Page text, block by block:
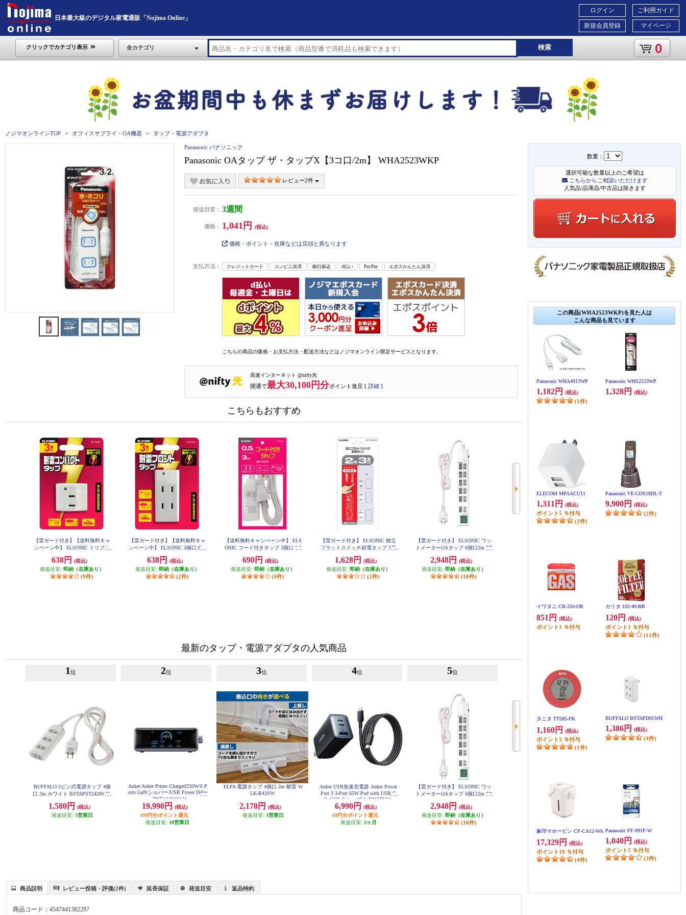
日本最大級のデジタル家電通販「Nojima Online」
ご利用ガイド
マイページ
ログイン
新規会員登録
クリックでカテゴリ表示 全カテゴリ 検索 0
ノジマオンラインTOP オフィスサプライ・OA機器 タップ・電源アダプタ
数量：
選択可能な数量以上のご希望は
こちらからご相談いただけます
人気品/品薄品/中古品は除きます
この商品(WHA2523WKP)を見た人は
こんな商品も見ています
Panasonic WHA4913WP
1,182円 (税込)
(1件)
Panasonic WHS2523WP
1,328円 (税込)
ELECOM MPAACU11
1,311円 (税込)
ポイント5 ％付与
(2件)
Panasonic VE-GDS18DL-T
9,900円 (税込)
(2件)
イワタニ CB-250-OR
851円 (税込)
ポイント 1 ％付与
カリタ 102-40-BR
120円 (税込)
ポイント 1 ％付与
(11件)
タニタ TT585-PK
1,160円 (税込)
ポイント5 ％付与
(1件)
BUFFALO BSTAPD01WH
1,386円 (税込)
(4件)
象印マホービン CP-CA12-WA
17,329円 (税込)
ポイント 10 ％付与
(4件)
Panasonic FF-991P-W
1,040円 (税込)
ポイント5 ％付与
(3件)
Panasonic パナソニック
Panasonic OAタップ ザ・タップX【3コ口/2m】 WHA2523WKP
レビュー2件
発送目安： 3週間
価格： 1,041円 (税込)
価格・ポイント・在庫などは店頭と異なります
支払方法： クレジットカード コンビニ決済 銀行振込 d払い PayPay エポスかんたん決済
こちらの商品の価格・お支払方法・配送方法などはノジマオンライン限定サービスとなります。
高速インターネット @nifty光
開通で最大30,100円分ポイント進呈 [ 詳細 ]
こちらもおすすめ
【雷ガード付き】【送料無料キャ
ンペーン中】 ELSONIC トリプル
638円
(税込)
発送目安: 即納（在庫あり）
(9件)
【雷ガード付き】【送料無料キャ
ンペーン中】 ELSONIC 3個口タッ
638円
(税込)
発送目安: 即納（在庫あり）
(2件)
【送料無料キャンペーン中】 ELS
ONIC コード付きタップ 3個口 0.5
690円
(税込)
発送目安: 即納（在庫あり）
(4件)
【雷ガード付き】 ELSONIC 独立
フラットスイッチ節電タップ 3個
1,628円
(税込)
発送目安: 即納（在庫あり）
(2件)
【雷ガード付き】 ELSONIC ワッ
トメーターOAタップ 6個口2m EP
2,948円
(税込)
発送目安: 即納（在庫あり）
(10件)
即納（在庫あり）
ト】 EPTC24U2CRO
2,728円
発送目安:即納（在庫あり）
最新のタップ・電源アダプタの人気商品
1 位
BUFFALO 2ピン式電源タップ 4個
口 2m ホワイト BSTAPST2420WH
1,580円
(税込)
発送目安: 5営業日
2位
Anker Anker Prime Charger[250W/6 P
orts GaN/シルバー/USB Power Deliv
ery対応] A2345541
19,990円
(税込)
199円分ポイント還元
発送目安: 10営業日
3位
ELPA 電源タップ 4個口 2m 耐雷 W
LK-R42SW
2,178円
(税込)
発送目安: 3営業日
4位
Anker USB急速充電器 Anker Power
Port 3 3-Port 65W Pod with USB-C
& USB-C ケーブル B2667N12
6,990円
(税込)
69円分ポイント還元
発送目安: 2ヶ月
5位
【雷ガード付き】 ELSONIC ワッ
トメーターOAタップ 6個口2m EP
2,948円
(税込)
発送目安: 即納（在庫あり）
(10件)
位
サンワサプライ IC記憶式パソコン
連動タップ 3P・4個口・2m TAP-R
E34M-2
(税込)
3営業日
ELPA 電源タップ 6個口 2m 耐雷
ブレーカー WLK-R62BW
2,728円
発送目安:
商品説明 レビュー投稿・評価(2件) 延長保証 発送目安 返品特約
商品コード：4547441382297